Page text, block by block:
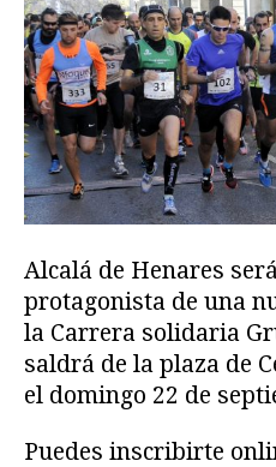
Alcalá de Henares
protagonista de una
la Carrera solidaria
saldrá de la plaza de
el domingo 22 de
Puedes inscribirte